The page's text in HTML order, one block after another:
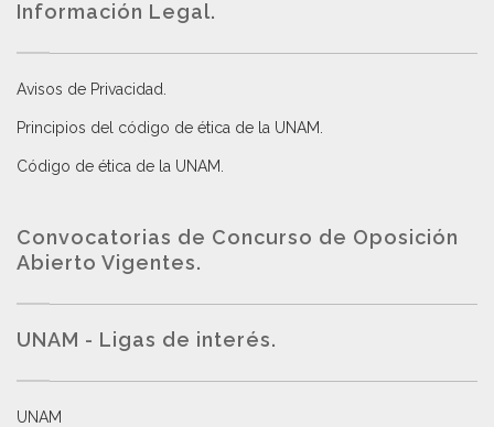
Información Legal.
Avisos de Privacidad
Principios del código de ética de la UNAM
Código de ética de la UNAM
Convocatorias de Concurso de Oposición
Abierto Vigentes.
UNAM - Ligas de interés.
UNAM